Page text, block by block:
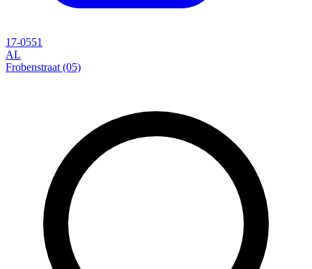
17-0551
AL
Frobenstraat (05)